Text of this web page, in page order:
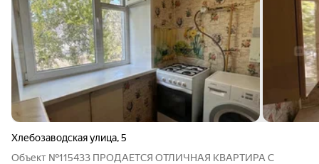
Хлебозаводская улица,5
Объект №115433 ПРОДАЕТСЯ ОТЛИЧНАЯ КВАРТИРА С